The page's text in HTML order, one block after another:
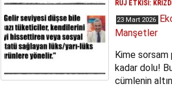
RUJ ETKİSİ:
23 Mart 2026
Manşetler
Kime sorsam
kadar dolu!
cümlenin